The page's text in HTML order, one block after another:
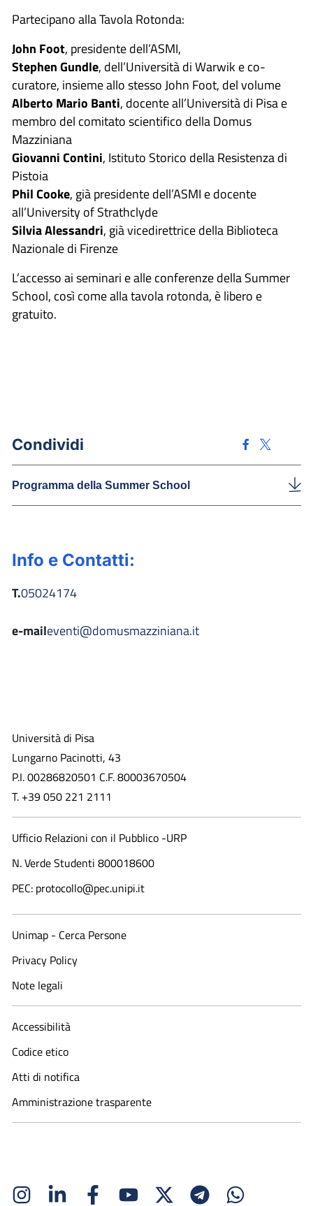
Partecipano alla Tavola Rotonda:
John Foot, presidente dell’ASMI,
Stephen Gundle, dell’Università di Warwik e co-
curatore, insieme allo stesso John Foot, del volume
Alberto Mario Banti, docente all’Università di Pisa e
membro del comitato scientifico della Domus
Mazziniana
Giovanni Contini, Istituto Storico della Resistenza di
Pistoia
Phil Cooke, già presidente dell’ASMI e docente
all’University of Strathclyde
Silvia Alessandri, già vicedirettrice della Biblioteca
Nazionale di Firenze
L’accesso ai seminari e alle conferenze della Summer
School, così come alla tavola rotonda, è libero e
gratuito.
Condividi
Programma della Summer School
Info e Contatti:
T.05024174
e-maileventi@domusmazziniana.it
Università di Pisa
Lungarno Pacinotti, 43
P.I. 00286820501 C.F. 80003670504
T. +39 050 221 2111
Ufficio Relazioni con il Pubblico -URP
N. Verde Studenti 800018600​
PEC: protocollo@pec.unipi.it
Unimap - Cerca Persone
Privacy Policy
Note legali
Accessibilità
Codice etico
Atti di notifica
Amministrazione trasparente